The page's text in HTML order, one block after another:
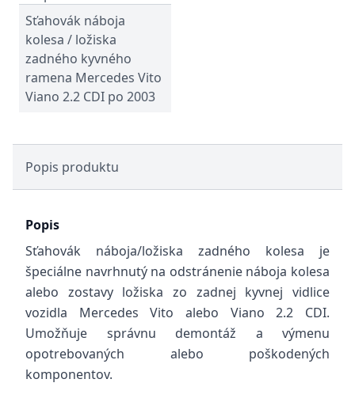
Sťahovák náboja
kolesa / ložiska
zadného kyvného
ramena Mercedes Vito
Viano 2.2 CDI po 2003
Popis produktu
Popis
Sťahovák náboja/ložiska zadného kolesa je
špeciálne navrhnutý na odstránenie náboja kolesa
alebo zostavy ložiska zo zadnej kyvnej vidlice
vozidla Mercedes Vito alebo Viano 2.2 CDI.
Umožňuje správnu demontáž a výmenu
opotrebovaných alebo poškodených
komponentov.